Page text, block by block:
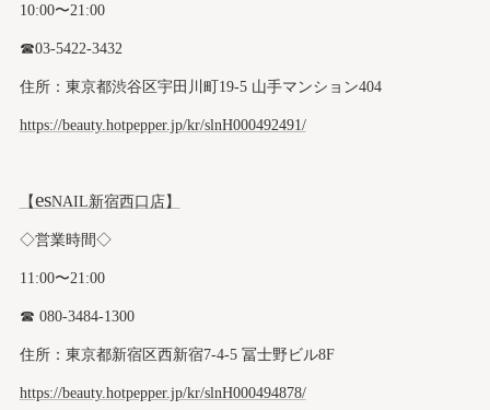
10:00〜21:00
☎︎03-5422-3432
住所：東京都渋谷区宇田川町19-5 山手マンション404
https://beauty.hotpepper.jp/kr/slnH000492491/
【esNAIL新宿西口店】
◇営業時間◇
11:00〜21:00
☎︎ 080-3484-1300
住所：東京都新宿区西新宿7-4-5 冨士野ビル8F
https://beauty.hotpepper.jp/kr/slnH000494878/